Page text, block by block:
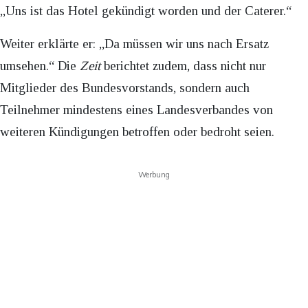
„Uns ist das Hotel gekündigt worden und der Caterer.“
Weiter erklärte er: „Da müssen wir uns nach Ersatz
umsehen.“ Die Zeitberichtet zudem, dass nicht nur
Mitglieder des Bundesvorstands, sondern auch
Teilnehmer mindestens eines Landesverbandes von
weiteren Kündigungen betroffen oder bedroht seien.
Werbung